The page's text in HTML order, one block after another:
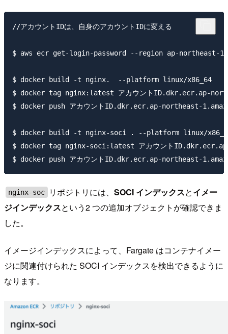
//アカウントIDは、自身のアカウントIDに変える
$ aws ecr get-login-password --region ap-northeast-1 |
$ docker build -t nginx.  --platform linux/x86_64
$ docker tag nginx:latest アカウントID.dkr.ecr.ap-
$ docker push アカウントID.dkr.ecr.ap-northeast-
$ docker build -t nginx-soci . --platform linux/
$ docker tag nginx-soci:latest アカウント
nginx-soc リポジトリには、SOCI インデックスとイメー
ジインデックスという2 つの追加オブジェクトが確認できま
した。
イメージインデックスによって、Fargate はコンテナイメー
ジに関連付けられた SOCI インデックスを検出できるように
なります。